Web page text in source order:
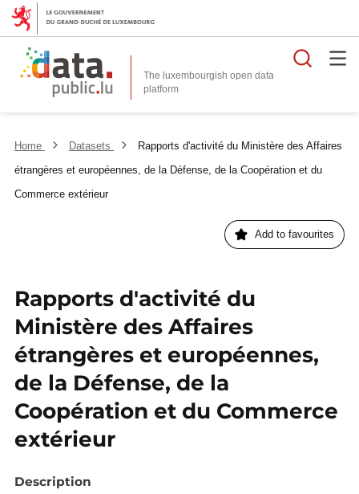
The luxembourgish open data
platform
Home Datasets
Rapports d'activité du Ministère des Affaires
étrangères et européennes, de la Défense, de la Coopération et du
Commerce extérieur
Add to favourites
Rapports d'activité du
Ministère des Affaires
étrangères et européennes,
de la Défense, de la
Coopération et du Commerce
extérieur
Description